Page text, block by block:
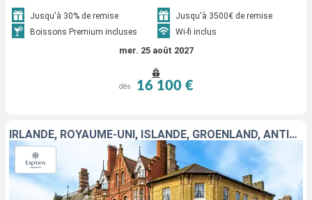
Jusqu'à 30% de remise
Jusqu'à 3500€ de remise
Boissons Premium incluses
Wi-fi inclus
mer. 25 août 2027
dès 16 100 €
IRLANDE, ROYAUME-UNI, ISLANDE, GRÖENLAND, ANTIGUA-ET-BARBUDA, MARTINIQUE, CANADA, ÉTATS-UNIS